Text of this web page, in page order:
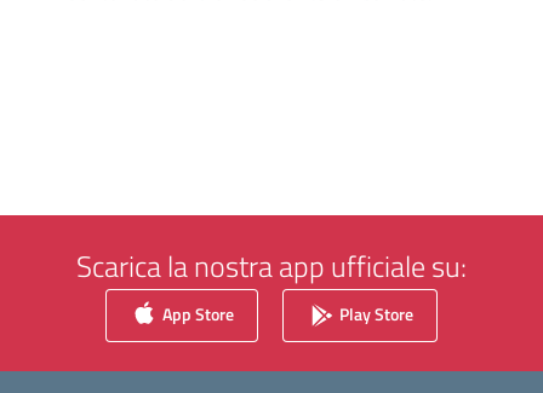
Scarica la nostra app ufficiale su:
App Store Play Store